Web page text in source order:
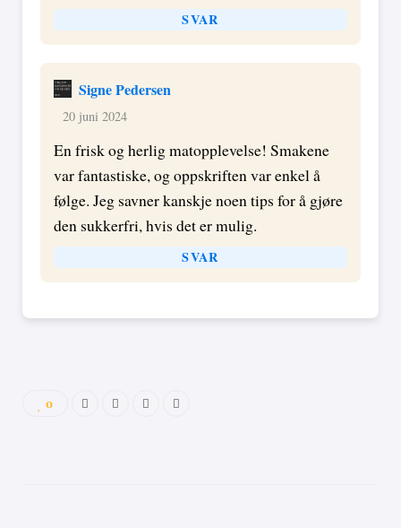
SVAR
Signe Pedersen
20 juni 2024
En frisk og herlig matopplevelse! Smakene
var fantastiske, og oppskriften var enkel å
følge. Jeg savner kanskje noen tips for å gjøre
den sukkerfri, hvis det er mulig.
SVAR
0